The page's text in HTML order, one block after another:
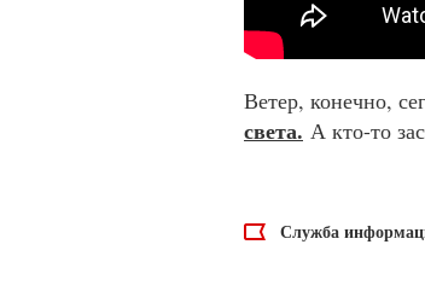
Ветер, конечно,
света. А кто-то
Служба